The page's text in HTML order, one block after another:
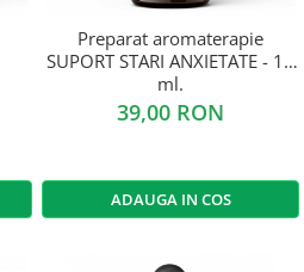
Preparat aromaterapie
SUPORT STARI ANXIETATE - 10
ml.
39,00 RON
ADAUGA IN COS